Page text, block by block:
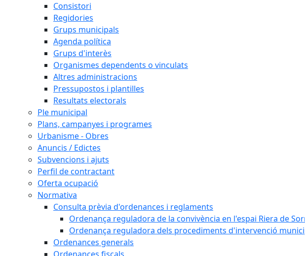
Consistori
Regidories
Grups municipals
Agenda política
Grups d'interès
Organismes dependents o vinculats
Altres administracions
Pressupostos i plantilles
Resultats electorals
Ple municipal
Plans, campanyes i programes
Urbanisme - Obres
Anuncis / Edictes
Subvencions i ajuts
Perfil de contractant
Oferta ocupació
Normativa
Consulta prèvia d'ordenances i reglaments
Ordenança reguladora de la convivència en l'espai Riera de
Ordenança reguladora dels procediments d'intervenció
Ordenances generals